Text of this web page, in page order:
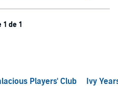
1 de 1
Players' Club
Ivy